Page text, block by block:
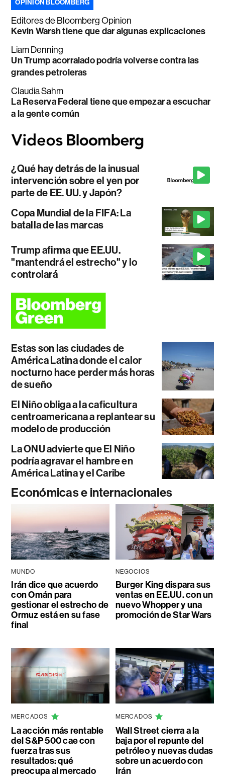
OPINIÓN BLOOMBERG
Editores de Bloomberg Opinion
Kevin Warsh tiene que dar algunas explicaciones
Liam Denning
Un Trump acorralado podría volverse contra las
grandes petroleras
Claudia Sahm
La Reserva Federal tiene que empezar a escuchar
a la gente común
¿Qué hay detrás de la inusual
intervención sobre el yen por
parte de EE. UU. y Japón?
Copa Mundial de la FIFA: La
batalla de las marcas
Trump afirma que EE.UU.
"mantendrá el estrecho" y lo
controlará
Estas son las ciudades de
América Latina donde el calor
nocturno hace perder más horas
de sueño
El Niño obliga a la caficultura
centroamericana a replantear su
modelo de producción
La ONU advierte que El Niño
podría agravar el hambre en
América Latina y el Caribe
Económicas e internacionales
MUNDO
Irán dice que acuerdo
con Omán para
gestionar el estrecho de
Ormuz está en su fase
final
NEGOCIOS
Burger King dispara sus
ventas en EE.UU. con un
nuevo Whopper y una
promoción de Star Wars
MERCADOS
La acción más rentable
del S&P 500 cae con
fuerza tras sus
resultados: qué
preocupa al mercado
MERCADOS
Wall Street cierra a la
baja por el repunte del
petróleo y nuevas dudas
sobre un acuerdo con
Irán